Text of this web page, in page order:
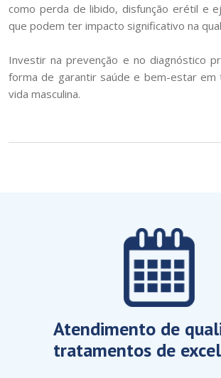
como perda de libido, disfunção erétil e
que podem ter impacto significativo na
Investir na prevenção e no diagnóstico
forma de garantir saúde e bem-estar em
vida masculina.
Atendimento de
tratamentos de